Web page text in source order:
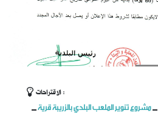
الاقتراحات :
_مشروع تنوير الملعب البلدي بالزريبة قرية_